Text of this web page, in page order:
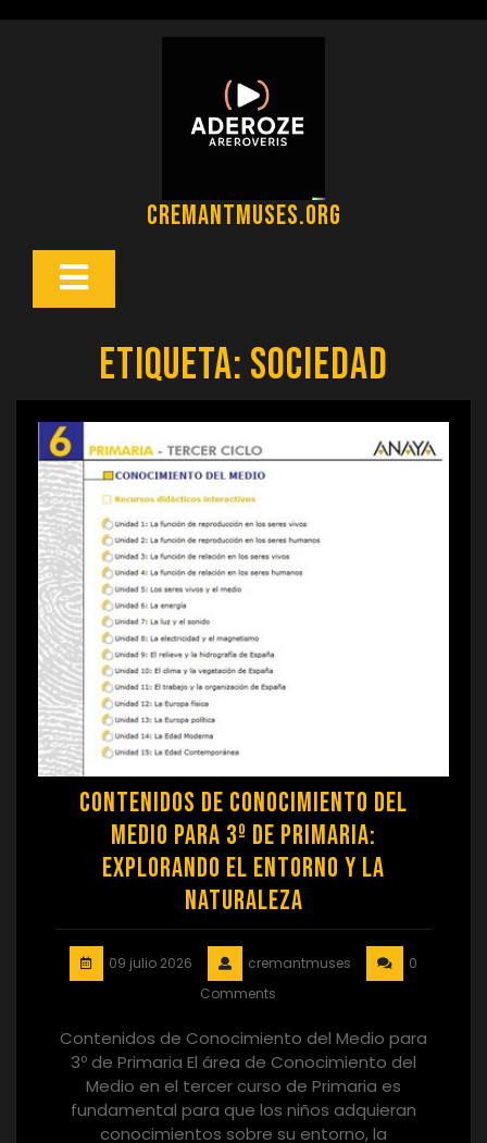
cremantmuses.org
Botón
Etiqueta: sociedad
Contenidos de Conocimiento del
Medio para 3º de Primaria:
Explorando el Entorno y la
Naturaleza
09 julio 2026 cremantmuses
0
Comments
Contenidos de Conocimiento del Medio para
3º de Primaria El área de Conocimiento del
Medio en el tercer curso de Primaria es
fundamental para que los niños adquieran
conocimientos sobre su entorno, la